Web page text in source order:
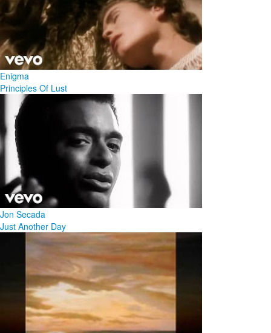
Enigma
Principles Of Lust
Jon Secada
Just Another Day